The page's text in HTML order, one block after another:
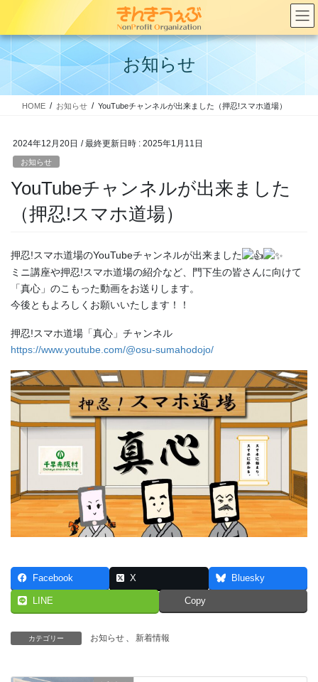
テ
ン
へ
ス
ゲ
ー
ョ
ン
お知らせ
HOME お知らせ YouTubeチャンネルが出来ました（押忍!スマホ道場）
2024年12月20日 / 最終更新日時 : 2025年1月11日
お知らせ
YouTubeチャンネルが出来ました
（押忍!スマホ道場）
押忍!スマホ道場のYouTubeチャンネルが出来ました
ミニ講座や押忍!スマホ道場の紹介など、門下生の皆さんに向けて
「真心」のこもった動画をお送りします。
今後ともよろしくお願いいたします！！
押忍!スマホ道場「真心」チャンネル
https://www.youtube.com/@osu-sumahodojo/
Facebook X Bluesky
LINE Copy
カテゴリー お知らせ 新着情報